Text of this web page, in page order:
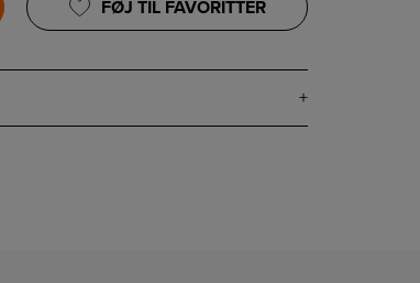
FØJ TIL FAVORITTER